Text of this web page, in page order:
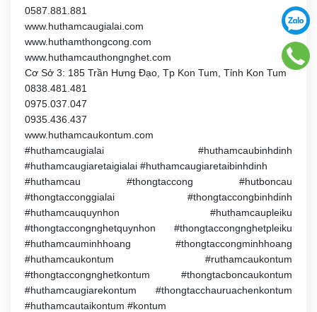
0587.881.881
www.huthamcaugialai.com
www.huthamthongcong.com
www.huthamcauthongnghet.com
Cơ Sở 3: 185 Trần Hưng Đạo, Tp Kon Tum, Tỉnh Kon Tum
0838.481.481
0975.037.047
0935.436.437
www.huthamcaukontum.com
#huthamcaugialai #huthamcaubinhdinh
#huthamcaugiaretaigialai #huthamcaugiaretaibinhdinh
#huthamcau #thongtaccong #hutboncau
#thongtacconggialai #thongtaccongbinhdinh
#huthamcauquynhon #huthamcaupleiku
#thongtaccongnghetquynhon #thongtaccongnghetpleiku
#huthamcauminhhoang #thongtaccongminhhoang
#huthamcaukontum #ruthamcaukontum
#thongtaccongnghetkontum #thongtacboncaukontum
#huthamcaugiarekontum #thongtacchauruachenkontum
#huthamcautaikontum #kontum